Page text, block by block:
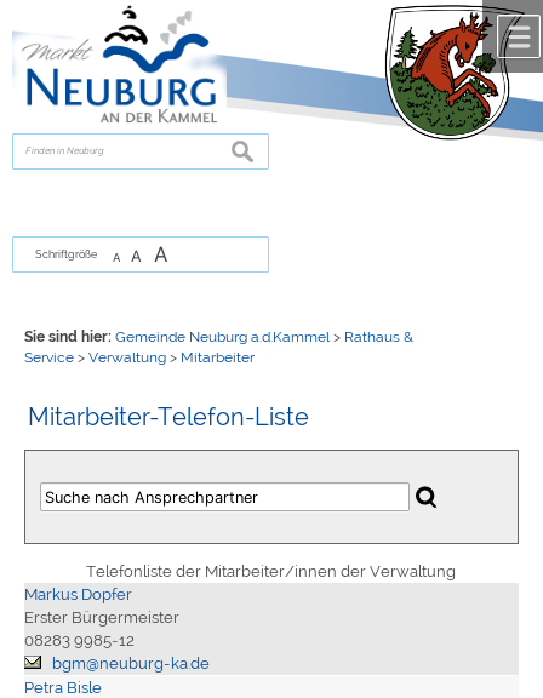
zur Navigationoder
springen.
suchen
Schriftgröße A A A
Sie sind hier: Gemeinde Neuburg a.d.Kammel > Rathaus &
Service> Verwaltung> Mitarbeiter
Mitarbeiter-Telefon-Liste
Telefonliste der Mitarbeiter/innen der Verwaltung
Markus Dopfer
Erster Bürgermeister
08283 9985-12
bgm@neuburg-ka.de
Petra Bisle